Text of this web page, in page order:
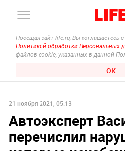
Посещая сайт life.ru, Вы соглашаетесь
Политикой обработки Персональных
файлов cookie, указанных в данной
ОК
21 ноября 2021, 05:13
Автоэксперт
перечислил